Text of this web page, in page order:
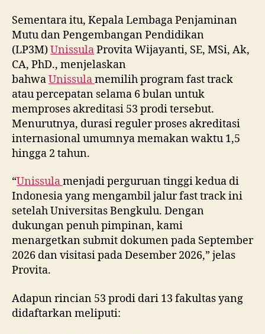
Sementara itu, Kepala Lembaga Penjaminan
Mutu dan Pengembangan Pendidikan
(LP3M)UnissulaProvita Wijayanti, SE, MSi, Ak,
CA, PhD., menjelaskan
bahwaUnissulamemilih program fast track
atau percepatan selama 6 bulan untuk
memproses akreditasi 53 prodi tersebut.
Menurutnya, durasi reguler proses akreditasi
internasional umumnya memakan waktu 1,5
hingga 2 tahun.
“Unissulamenjadi perguruan tinggi kedua di
Indonesia yang mengambil jalur fast track ini
setelah Universitas Bengkulu. Dengan
dukungan penuh pimpinan, kami
menargetkan submit dokumen pada September
2026 dan visitasi pada Desember 2026,” jelas
Provita.
Adapun rincian 53 prodi dari 13 fakultas yang
didaftarkan meliputi: